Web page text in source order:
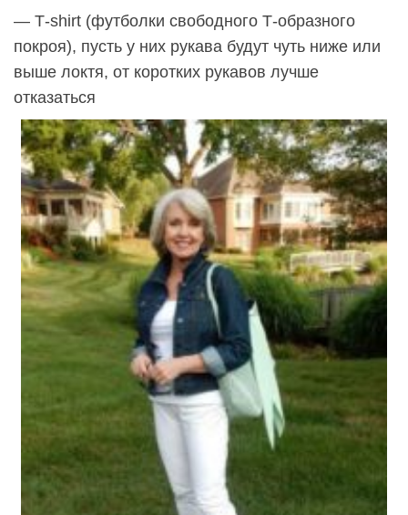
— Т-shirt (футболки свободного Т-образного
покроя), пусть у них рукава будут чуть ниже или
выше локтя, от коротких рукавов лучше
отказаться